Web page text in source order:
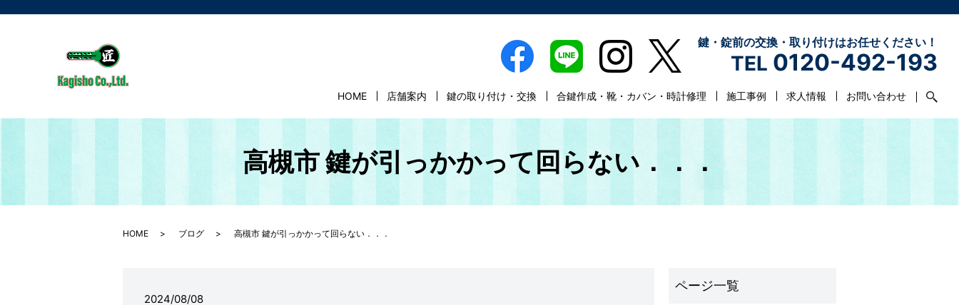
鍵・錠前の交換・取り付けはお任せください！
TEL 0120-492-193
HOME 店舗案内 鍵の取り付け・交換 合鍵作成・靴・カバン・時計修理 施工事例 求人情報 お問い合わせ
高槻市 鍵が引っかかって回らない．．．
HOME ブログ 高槻市 鍵が引っかかって回らない．．．
2024/08/08